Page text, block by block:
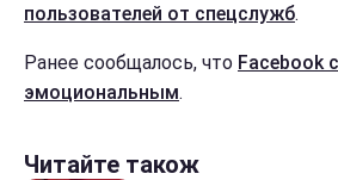
пользователей от спецслужб.
Ранее сообщалось, что Facebook
эмоциональным.
Читайте також